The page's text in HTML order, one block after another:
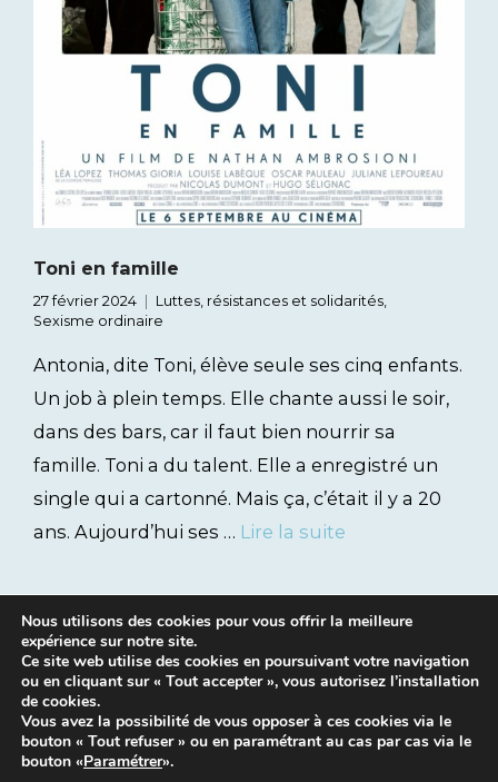
Toni en famille
27 février 2024 Luttes, résistances et solidarités,
Sexisme ordinaire
Antonia, dite Toni, élève seule ses cinq enfants.
Un job à plein temps. Elle chante aussi le soir,
dans des bars, car il faut bien nourrir sa
famille. Toni a du talent. Elle a enregistré un
single qui a cartonné. Mais ça, c’était il y a 20
ans. Aujourd’hui ses … Lire la suite
Mentions légales
Nous utilisons des cookies pour vous offrir la meilleure
expérience sur notre site.
Ce site web utilise des cookies en poursuivant votre navigation
ou en cliquant sur « Tout accepter », vous autorisez l’installation
de cookies.
Vous avez la possibilité de vous opposer à ces cookies via le
bouton « Tout refuser » ou en paramétrant au cas par cas via le
bouton «Paramétrer».